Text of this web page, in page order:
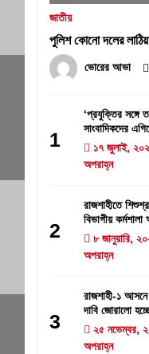
জাতীয়
পুলিশ কোনো দলের
ভোরের আভা
1
‘প্রযুক্তির সঙ্গে
সাংবাদিকদের
পিআইবির
১৭ জুলাই,
অপরাহ্ন
2
রাজশাহীতে
বিভাগীয় কর্মশালা
৮ জানুয়ারি,
অপরাহ্ন
3
রাজশাহী-১ আসনে
দাবি জোরালো
২৫ নভেম্বর,
অপরাহ্ন